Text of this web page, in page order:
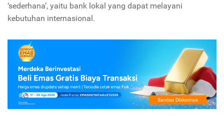
‘sederhana’, yaitu bank lokal yang dapat melayani
kebutuhan internasional.